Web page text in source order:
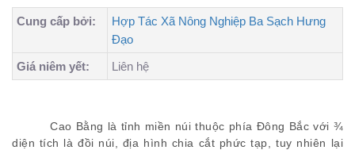
Cung cấp bởi:
Hợp Tác Xã Nông Nghiệp Ba Sạch Hưng
Đạo
Giá niêm yết:
Liên hệ
Cao Bằng là tỉnh miền núi thuộc phía Đông Bắc với ¾
diện tích là đồi núi, địa hình chia cắt phức tạp, tuy nhiên lại